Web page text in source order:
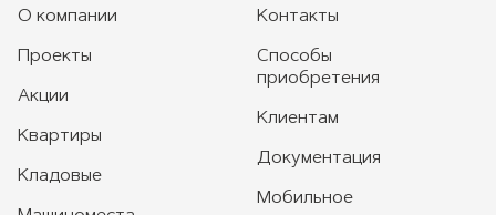
О компании
Проекты
Акции
Квартиры
Кладовые
Контакты
Способы
приобретения
Клиентам
Документация
Мобильное